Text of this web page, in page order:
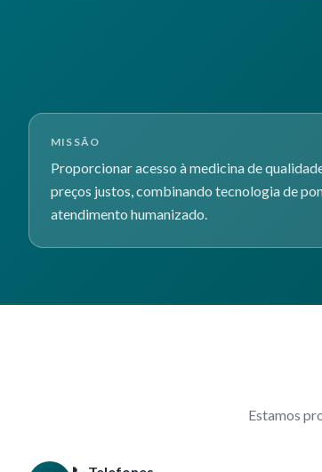
MISSÃO
Proporcionar acesso à medicina de
preços justos, combinando tecnologia de
atendimento humanizado.
Estamos